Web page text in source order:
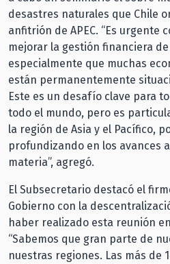
desastres naturales que Chile
anfitrión de APEC. “Es urgente
mejorar la gestión financiera
especialmente que muchas
están permanentemente
Este es un desafío clave para
todo el mundo, pero es
la región de Asia y el Pacífico,
profundizando en los avances
materia”, agregó.
El Subsecretario destacó el
Gobierno con la
haber realizado esta reunión
“Sabemos que gran parte de
nuestras regiones. Las más de